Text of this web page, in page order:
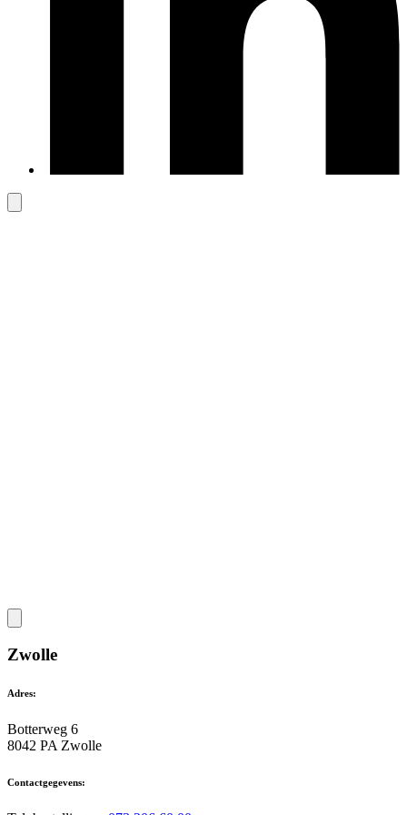
Zwolle
Adres:
Botterweg 6
8042 PA Zwolle
Contactgegevens: